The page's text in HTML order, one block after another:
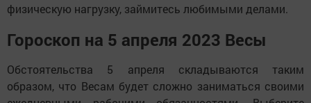
физическую нагрузку, займитесь любимыми делами.
Гороскоп на 5 апреля 2023 Весы
Обстоятельства 5 апреля складываются таким
образом, что Весам будет сложно заниматься своими